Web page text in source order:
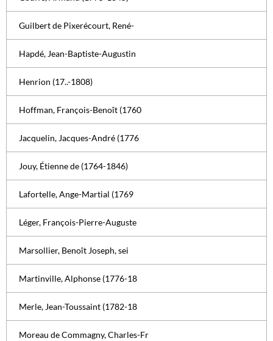
Guilbert de Pixerécourt, René-
Hapdé, Jean-Baptiste-Augustin
Henrion (17..-1808)
Hoffman, François-Benoît (1760
Jacquelin, Jacques-André (1776
Jouy, Étienne de (1764-1846)
Lafortelle, Ange-Martial (1769
Léger, François-Pierre-Auguste
Marsollier, Benoît Joseph, sei
Martinville, Alphonse (1776-18
Merle, Jean-Toussaint (1782-18
Moreau de Commagny, Charles-Fr